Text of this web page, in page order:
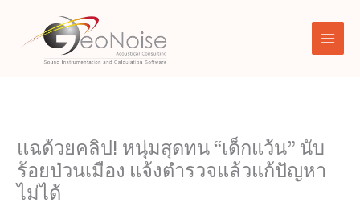
content
แฉด้วยคลิป! หนุ่มสุดทน “เด็กแว้น” นับ
ร้อยป่วนเมือง แจ้งตำรวจแล้วแก้ปัญหา
ไม่ได้